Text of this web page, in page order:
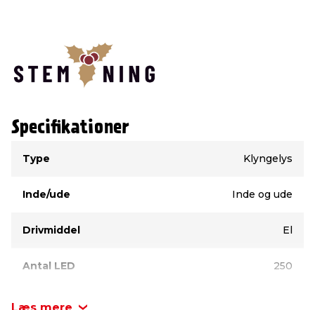
Specifikationer
Type
Klyngelys
Inde/ude Inde og ude
Drivmiddel El
Antal LED 250
Længde, lyskæde